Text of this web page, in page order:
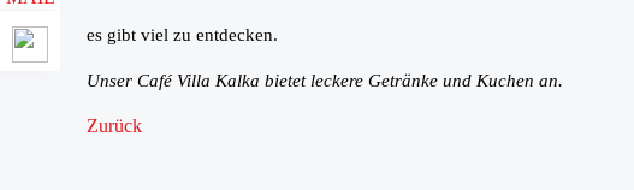
es gibt viel zu entdecken.
Unser Café Villa Kalka bietet leckere Getränke und Kuchen an.
Zurück